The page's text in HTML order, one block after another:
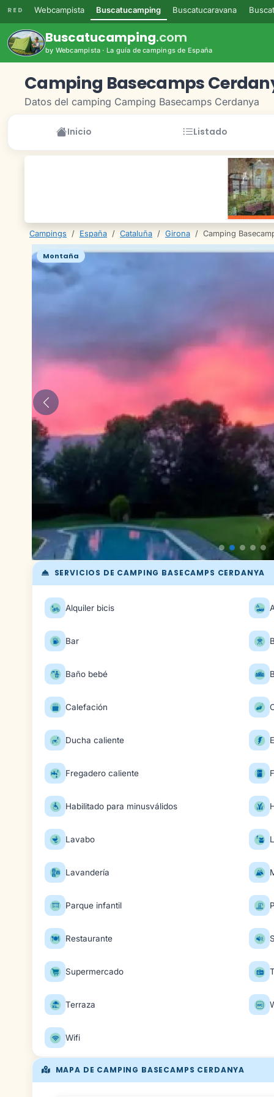
RED Webcampista Buscatucamping Buscatucaravana
Buscatucamping.com
by Webcampista · La guía de campings de España
Camping Basecamps
Datos del camping Camping Basecamps Cerdanya
Inicio Listado
Campings / España / Cataluña / Girona / Camping
Montaña
Anterior
SERVICIOS DE CAMPING BASECAMPS CERDANYA
Alquiler bicis
Bar
Baño bebé
Calefación
Ducha caliente
Fregadero caliente
Habilitado para minusválidos
Lavabo
Lavandería
Parque infantil
Restaurante
Supermercado
Terraza
Wifi
MAPA DE CAMPING BASECAMPS CERDANYA